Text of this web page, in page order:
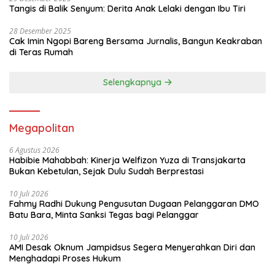
Tangis di Balik Senyum: Derita Anak Lelaki dengan Ibu Tiri
28 Desember 2025
Cak Imin Ngopi Bareng Bersama Jurnalis, Bangun Keakraban
di Teras Rumah
Selengkapnya
Megapolitan
6 Agustus 2026
Habibie Mahabbah: Kinerja Welfizon Yuza di Transjakarta
Bukan Kebetulan, Sejak Dulu Sudah Berprestasi
10 Juli 2026
Fahmy Radhi Dukung Pengusutan Dugaan Pelanggaran DMO
Batu Bara, Minta Sanksi Tegas bagi Pelanggar
10 Juli 2026
AMI Desak Oknum Jampidsus Segera Menyerahkan Diri dan
Menghadapi Proses Hukum